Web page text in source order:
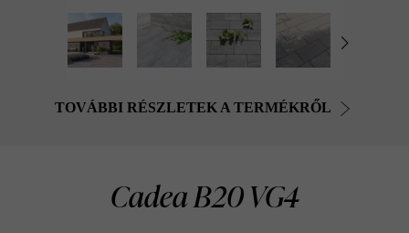
TOVÁBBI RÉSZLETEK A TERMÉKRŐL
Cadea B20 VG4